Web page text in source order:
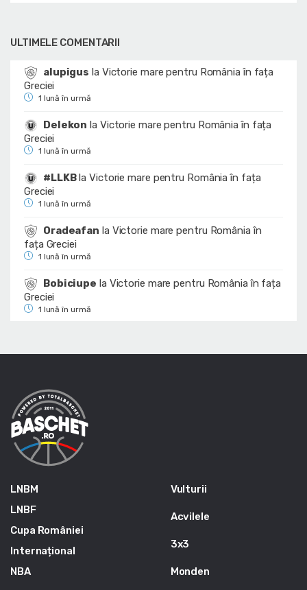
ULTIMELE COMENTARII
alupigus la Victorie mare pentru România în fața
Greciei
1 lună în urmă
Delekon la Victorie mare pentru România în fața
Greciei
1 lună în urmă
#LLKBlaVictorie mare pentru România în fața
Greciei
1 lună în urmă
Oradeafan la Victorie mare pentru România în
fața Greciei
1 lună în urmă
Bobiciupe la Victorie mare pentru România în fața
Greciei
1 lună în urmă
LNBM
LNBF
Cupa României
Internațional
NBA
Vulturii
Acvilele
3x3
Monden